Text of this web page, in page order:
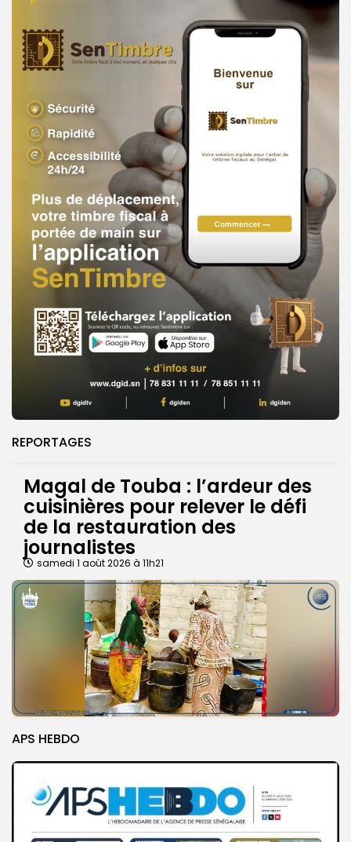
REPORTAGES
Magal de Touba : l’ardeur des
cuisinières pour relever le défi
de la restauration des
journalistes
samedi 1 août 2026 à 11h21
APS HEBDO